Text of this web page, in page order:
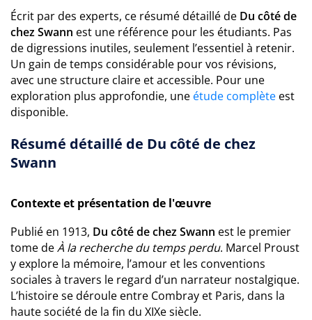
Écrit par des experts, ce résumé détaillé de Du côté de
chez Swann est une référence pour les étudiants. Pas
de digressions inutiles, seulement l’essentiel à retenir.
Un gain de temps considérable pour vos révisions,
avec une structure claire et accessible. Pour une
exploration plus approfondie, une étude complète est
disponible.
Résumé détaillé de Du côté de chez
Swann
Contexte et présentation de l'œuvre
Publié en 1913, Du côté de chez Swann est le premier
tome deÀ la recherche du temps perdu. Marcel Proust
y explore la mémoire, l’amour et les conventions
sociales à travers le regard d’un narrateur nostalgique.
L’histoire se déroule entre Combray et Paris, dans la
haute société de la fin du XIXe siècle.